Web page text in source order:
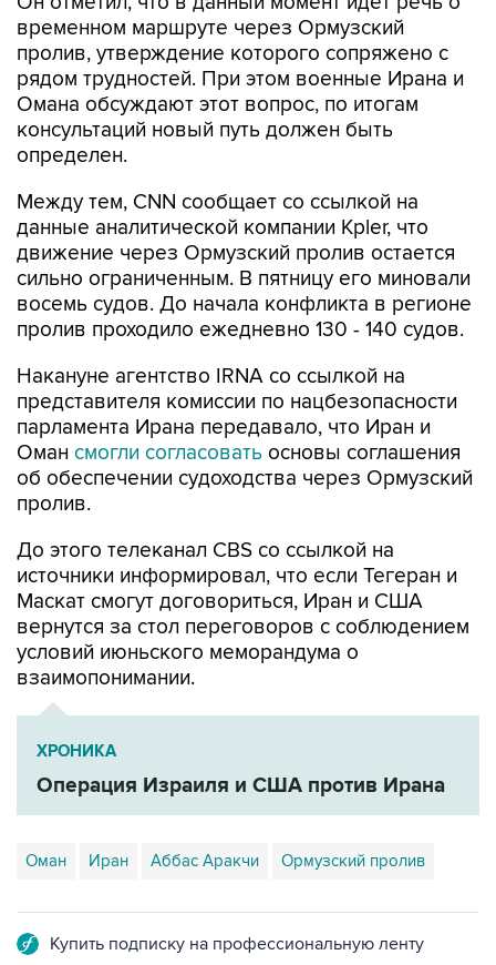
временном маршруте через Ормузский
пролив, утверждение которого сопряжено с
рядом трудностей. При этом военные Ирана и
Омана обсуждают этот вопрос, по итогам
консультаций новый путь должен быть
определен.
Между тем, CNN сообщает со ссылкой на
данные аналитической компании Kpler, что
движение через Ормузский пролив остается
сильно ограниченным. В пятницу его миновали
восемь судов. До начала конфликта в регионе
пролив проходило ежедневно 130 - 140 судов.
Накануне агентство IRNA со ссылкой на
представителя комиссии по нацбезопасности
парламента Ирана передавало, что Иран и
Оман смогли согласовать основы соглашения
об обеспечении судоходства через Ормузский
пролив.
До этого телеканал CBS со ссылкой на
источники информировал, что если Тегеран и
Маскат смогут договориться, Иран и США
вернутся за стол переговоров с соблюдением
условий июньского меморандума о
взаимопонимании.
ХРОНИКА
Операция Израиля и США против Ирана
Оман Иран Аббас Аракчи Ормузский пролив
Купить подписку на профессиональную ленту